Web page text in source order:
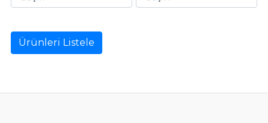
Ürünleri Listele